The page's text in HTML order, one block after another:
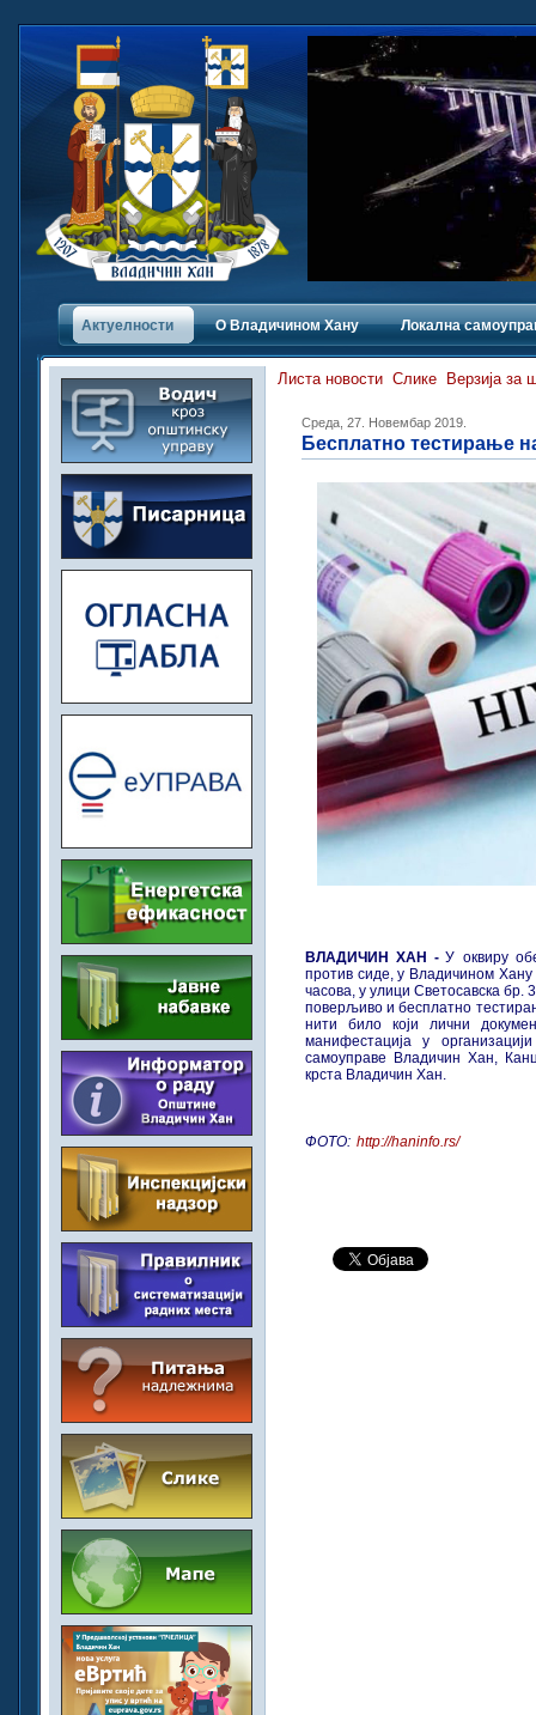
Актуелности О Владичинoм Хану Локална
Листа новости Слике Верзија за
Среда, 27. Новембар 2019.
Бесплатно тестирање
ВЛАДИЧИН ХАН - У оквиру
против сиде, у Владичином
часова, у улици Светосавска
поверљиво и бесплатно
нити било који лични
манифестација у
самоуправе Владичин Хан,
крста Владичин Хан.
ФОТО: http://haninfo.rs/